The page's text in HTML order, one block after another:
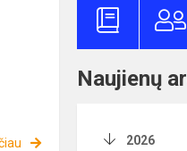
Naujienų
2026